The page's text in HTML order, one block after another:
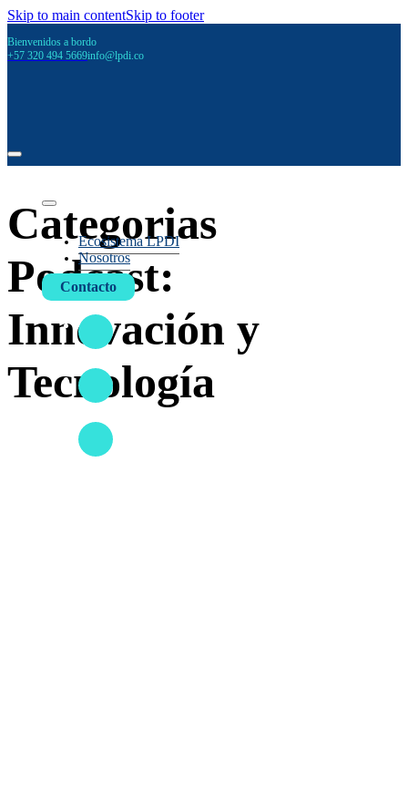
Skip to main contentSkip to footer
Bienvenidos a bordo
+57 320 494 5669info@lpdi.co
Ecosistema LPDI
Nosotros
Contacto
Categorias
Podcast:
Innovación y
Tecnología